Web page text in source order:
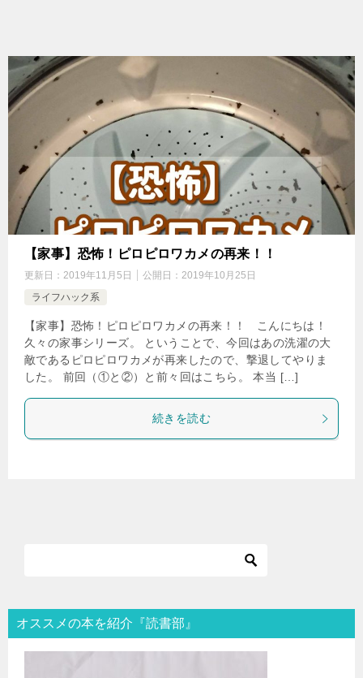
【家事】恐怖！ピロピロワカメの再来！！
更新日： 2019年11月5日 公開日： 2019年10月25日
ライフハック系
【家事】恐怖！ピロピロワカメの再来！！ こんにちは！
久々の家事シリーズ。 ということで、今回はあの洗濯の大
敵であるピロピロワカメが再来したので、撃退してやりま
した。 前回（①と②）と前々回はこちら。 本当 […]
続きを読む
オススメの本を紹介『読書部』